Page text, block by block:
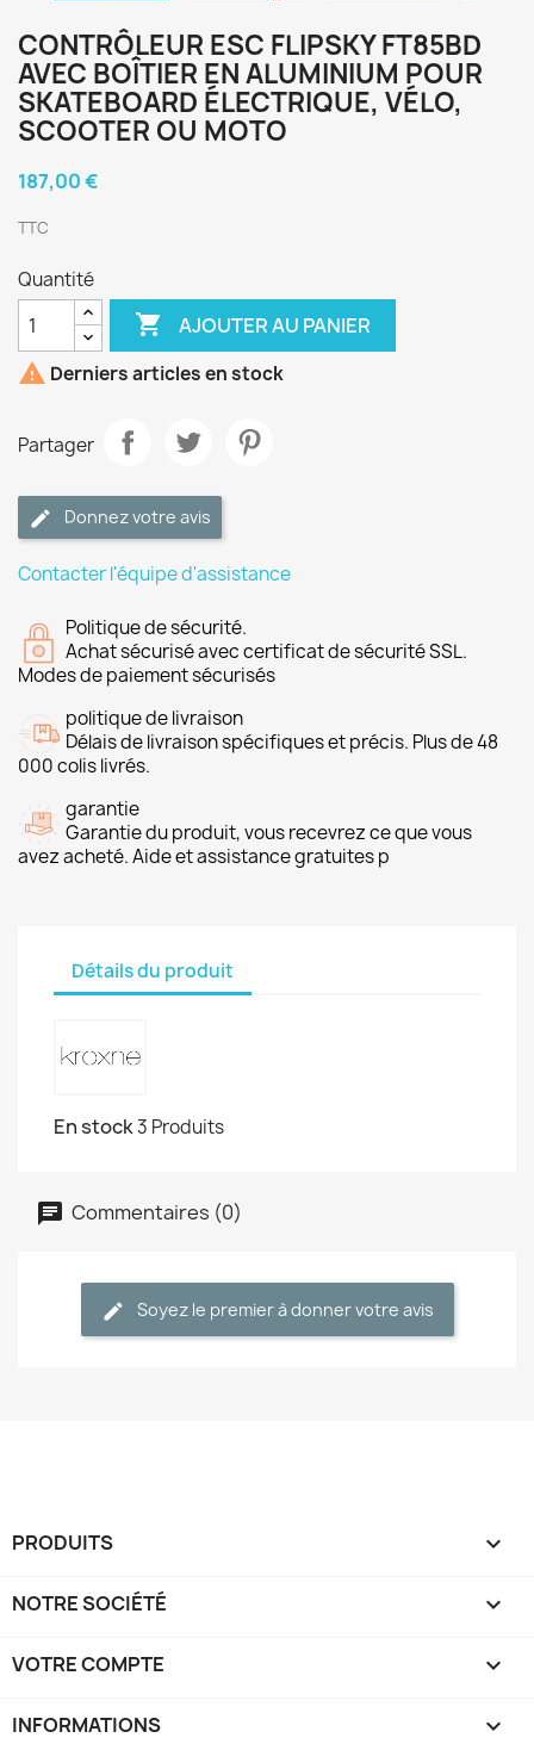
CONTRÔLEUR ESC FLIPSKY FT85BD
AVEC BOÎTIER EN ALUMINIUM POUR
SKATEBOARD ÉLECTRIQUE, VÉLO,
SCOOTER OU MOTO
187,00 €
TTC
Quantité
 AJOUTER AU PANIER
 Derniers articles en stock
Partager
Donnez votre avis
Contacter l'équipe d'assistance
Politique de sécurité.
Achat sécurisé avec certificat de sécurité SSL.
Modes de paiement sécurisés
politique de livraison
Délais de livraison spécifiques et précis. Plus de 48
000 colis livrés.
garantie
Garantie du produit, vous recevrez ce que vous
avez acheté. Aide et assistance gratuites p
Détails du produit
En stock3 Produits
Commentaires (0)
Soyez le premier à donner votre avis
PRODUITS 
NOTRE SOCIÉTÉ 
VOTRE COMPTE 
INFORMATIONS keyboard_arrow_down